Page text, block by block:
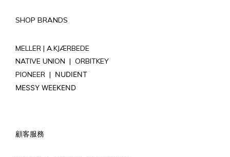
SHOP BRANDS
MELLER | A.KJÆRBEDE
NATIVE UNION | ORBITKEY
PIONEER | NUDIENT
MESSY WEEKEND
顧客服務